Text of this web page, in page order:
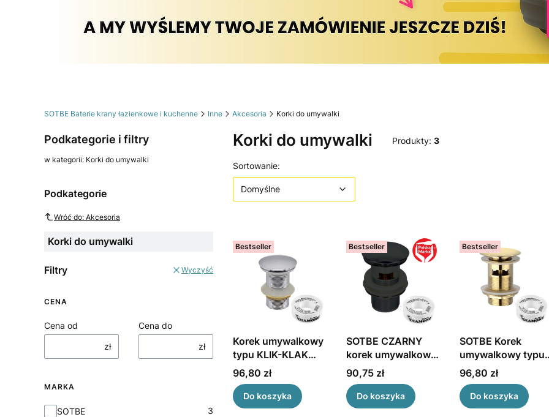
SOTBE Baterie krany łazienkowe i kuchenne Inne Akcesoria Korki do umywalki
Podkategorie i filtry
w kategorii: Korki do umywalki
Podkategorie
Wróć do: Akcesoria
Korki do umywalki
Filtry Wyczyść
CENA
Cena od
zł
Cena do
zł
MARKA
MarkaSOTBE 3
Korki do umywalki Produkty: 3
Lista produktów
Sortowanie:
Domyślne
Bestseller
Korek umywalkowy
typu KLIK-KLAK
metalowy bez
przepływu. Kolor
chrom SOTBE
Cena
96,80 zł
Do koszyka
Bestseller
SOTBE CZARNY
korek umywalkowy
KLICK - KLACK
przepływowy
Cena
90,75 zł
Do koszyka
Bestseller
SOTBE Korek
umywalkowy typu
KLIK-KLAK
metalowy
przepływowy. Kolor
złoty
Cena
96,80 zł
Do koszyka